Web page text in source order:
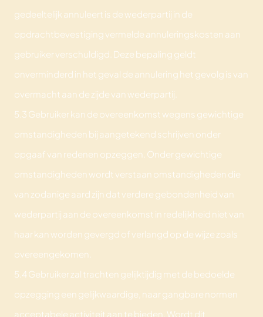
gedeeltelijk annuleert is de wederpartij in de
opdrachtbevestiging vermelde annuleringskosten aan
gebruiker verschuldigd. Deze bepaling geldt
onverminderd in het geval de annulering het gevolg is van
overmacht aan de zijde van wederpartij.
5.3 Gebruiker kan de overeenkomst wegens gewichtige
omstandigheden bij aangetekend schrijven onder
opgaaf van redenen opzeggen. Onder gewichtige
omstandigheden wordt verstaan omstandigheden die
van zodanige aard zijn dat verdere gebondenheid van
wederpartij aan de overeenkomst in redelijkheid niet van
haar kan worden gevergd of verlangd op de wijze zoals
overeengekomen.
5.4 Gebruiker zal trachten gelijktijdig met de bedoelde
opzegging een gelijkwaardige, naar gangbare normen
acceptabele activiteit aan te bieden. Wordt dit